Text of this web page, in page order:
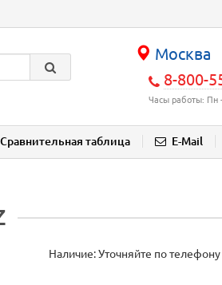
Москва
8-800-
Часы работы: Пн
Сравнительная таблица E-Mail
Наличие: Уточняйте по телефону